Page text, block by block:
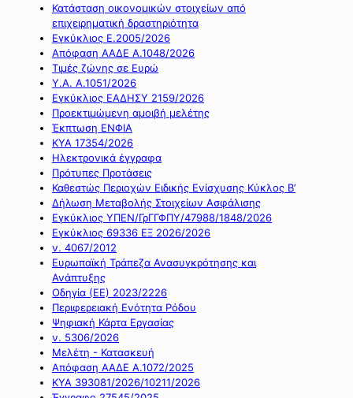
Κατάσταση οικονομικών στοιχείων από
επιχειρηματική δραστηριότητα
Εγκύκλιος Ε.2005/2026
Απόφαση ΑΑΔΕ Α.1048/2026
Τιμές ζώνης σε Ευρώ
Υ.Α. Α.1051/2026
Εγκύκλιος ΕΑΔΗΣΥ 2159/2026
Προεκτιμώμενη αμοιβή μελέτης
Έκπτωση ΕΝΦΙΑ
ΚΥΑ 17354/2026
Ηλεκτρονικά έγγραφα
Πρότυπες Προτάσεις
Καθεστώς Περιοχών Ειδικής Ενίσχυσης Κύκλος Β’
Δήλωση Μεταβολής Στοιχείων Ασφάλισης
Εγκύκλιος ΥΠΕΝ/ΓρΓΓΦΠΥ/47988/1848/2026
Εγκύκλιος 69336 ΕΞ 2026/2026
ν. 4067/2012
Ευρωπαϊκή Τράπεζα Ανασυγκρότησης και
Ανάπτυξης
Οδηγία (ΕΕ) 2023/2226
Περιφερειακή Ενότητα Ρόδου
Ψηφιακή Κάρτα Εργασίας
ν. 5306/2026
Μελέτη - Κατασκευή
Απόφαση ΑΑΔΕ Α.1072/2025
ΚΥΑ 393081/2026/10211/2026